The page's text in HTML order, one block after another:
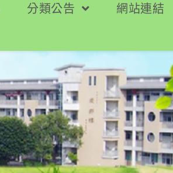
分類公告
網站連結